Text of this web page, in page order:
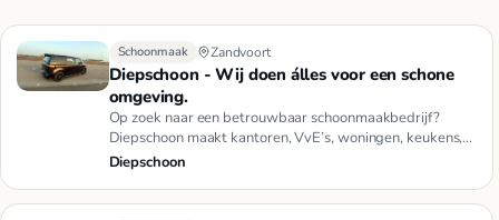
Schoonmaak Zandvoort
Diepschoon - Wij doen álles voor een schone
omgeving.
Op zoek naar een betrouwbaar schoonmaakbedrijf?
Diepschoon maakt kantoren, VvE’s, woningen, keukens,
badkamers en meer b…
Diepschoon